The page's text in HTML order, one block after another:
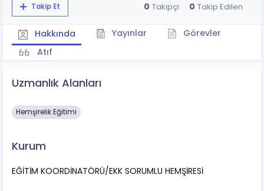
Takip Et 0 Takipçi 0 Takip Edilen
Hakkında Yayınlar
Görevler
Atıf
Uzmanlık Alanları
Hemşirelik Eğitimi
Kurum
EĞİTİM KOORDİNATÖRÜ/EKK SORUMLU HEMŞİRESİ